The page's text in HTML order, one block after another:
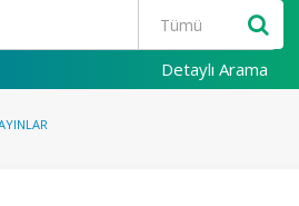
Detaylı Arama